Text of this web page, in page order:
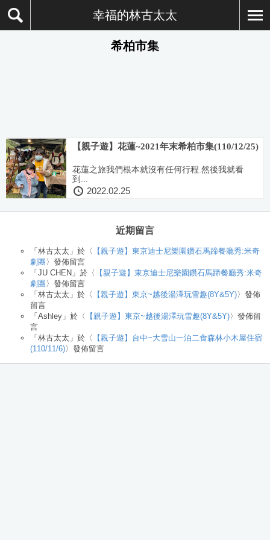
幸福的林古太太
希柏市集
【親子遊】花蓮~2021年末希柏市集(110/12/25)
花蓮之旅我們根本就沒有任何行程.然後我就看
到...
2022.02.25
近期留言
「 林古太太 」於〈
【親子遊】東京迪士尼樂園鑽石馬蹄餐廳秀:米奇
劇團 〉發佈留言
「 JU CHEN 」於〈
【親子遊】東京迪士尼樂園鑽石馬蹄餐廳秀:米奇
劇團 〉發佈留言
「 林古太太 」於〈 【親子遊】東京~越後湯澤玩雪趣(8Y&5Y)〉發佈
留言
「 Ashley 」於〈 【親子遊】東京~越後湯澤玩雪趣(8Y&5Y)〉發佈留
言
「 林古太太 」於〈
【親子遊】台中~大雪山一泊二食森林小木屋住宿
(110/11/6)〉發佈留言